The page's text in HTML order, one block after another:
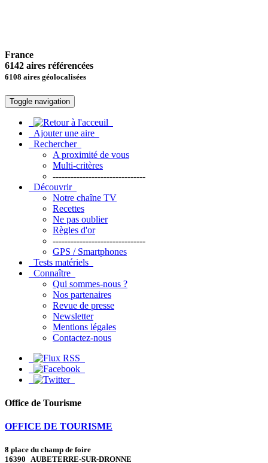
France
6142 aires référencées
6108 aires géolocalisées
Toggle navigation
Ajouter une aire
Rechercher
A proximité de vous
Multi-critères
-------------------------------
Découvrir
Notre chaîne TV
Recettes
Ne pas oublier
Règles d'or
-------------------------------
GPS / Smartphones
Tests matériels
Connaître
Qui sommes-nous ?
Nos partenaires
Revue de presse
Newsletter
Mentions légales
Contactez-nous
Office de Tourisme
OFFICE DE TOURISME
8 place du champ de foire
16390 AUBETERRE-SUR-DRONNE